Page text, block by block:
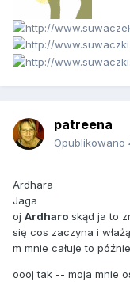
patreena
Opublikowano
Ardhara
Jaga
oj Ardharo skąd ja to
się cos zaczyna i
m mnie całuje to
oooj tak -- moja mnie